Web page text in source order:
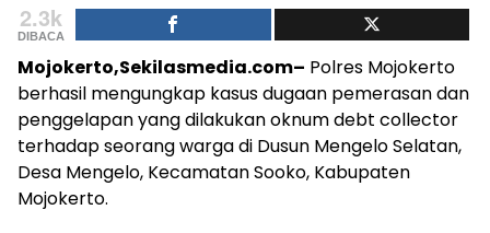
2.3k
DIBACA
Mojokerto,Sekilasmedia.com– Polres Mojokerto
berhasil mengungkap kasus dugaan pemerasan dan
penggelapan yang dilakukan oknum debt collector
terhadap seorang warga di Dusun Mengelo Selatan,
Desa Mengelo, Kecamatan Sooko, Kabupaten
Mojokerto.